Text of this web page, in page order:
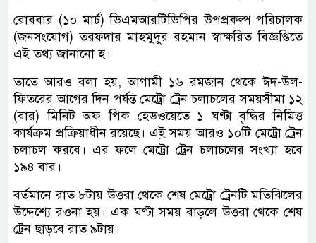
রোববার (১০ মার্চ) ডিএমআরটিডিপির উপপ্রকল্প পরিচালক
(জনসংযোগ) তরফদার মাহমুদুর রহমান স্বাক্ষরিত বিজ্ঞপ্তিতে
এই তথ্য জানানো হ।
তাতে আরও বলা হয়, আগামী ১৬ রমজান থেকে ঈদ-উল-
ফিতরের আগের দিন পর্যন্ত মেট্রো ট্রেন চলাচলের সময়সীমা ১২
(বার) মিনিট অফ পিক হেডওয়েতে ১ ঘণ্টা বৃদ্ধির নিমিত্ত
কার্যক্রম প্রক্রিয়াধীন রয়েছে। এ্ই সময় আরও ১০টি মেট্রো ট্রেন
চলাচল করবে। এর ফলে মেট্রো ট্রেন চলাচলের সংখ্যা হবে
১৯৪ বার।
বর্তমানে রাত ৮টায় উত্তরা থেকে শেষ মেট্রো ট্রেনটি মতিঝিলের
উদ্দেশ্যে রওনা হয়। এক ঘণ্টা সময় বাড়লে উত্তরা থেকে শেষ
ট্রেন ছাড়বে রাত ৯টায়।